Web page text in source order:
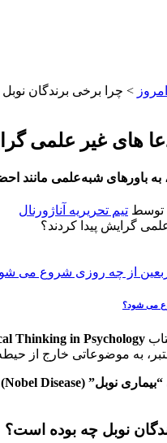
> چرا برخی برندگان
های غیر علمی
باورهای شبه‌علمی مانند
توسط تیم تحریریه آناژورنال
Thinking in Psychology
به موضوعاتی خارج از
“بیماری نوبل” (Nobel Disease)
نوبل چه بوده است؟